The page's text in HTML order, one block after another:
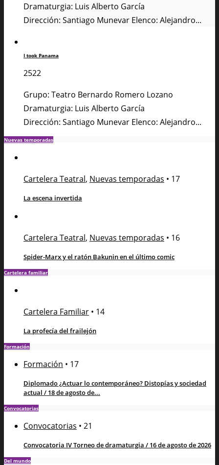
Dramaturgia: Luis Alberto García
Dirección: Santiago Munevar Elenco: Alejandro...
I took Panama
2522
Grupo: Teatro Bernardo Romero Lozano
Dramaturgia: Luis Alberto García
Dirección: Santiago Munevar Elenco: Alejandro...
Nuevas temporadas
Cartelera Teatral, Nuevas temporadas • 17
La escena invertida
Cartelera Teatral, Nuevas temporadas • 16
Spider-Marx y el ratón Bakunin en el último comic
Cartelera familiar
Cartelera Familiar • 14
La profecía del frailejón
Formación
Formación • 17
Diplomado ¿Actuar lo contemporáneo? Distopías y sociedad
actual / 18 de agosto de...
Convocatorias
Convocatorias • 21
Convocatoria IV Torneo de dramaturgia / 16 de agosto de 2026
Del mundo